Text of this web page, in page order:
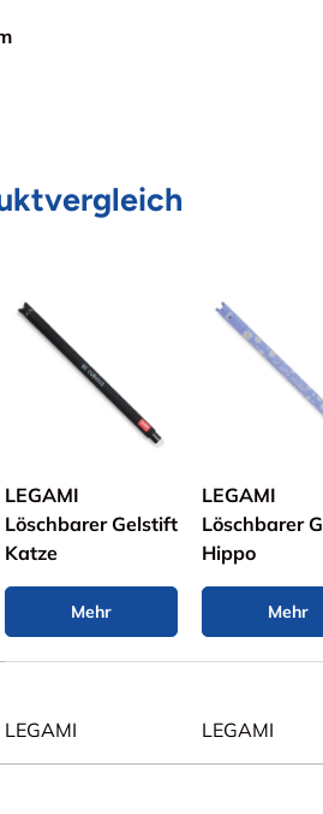
LEGAMI
Löschbarer Gelstift
Katze
Mehr
LEGAMI
Löschbarer
Hippo
Mehr
LEGAMI LEGAMI